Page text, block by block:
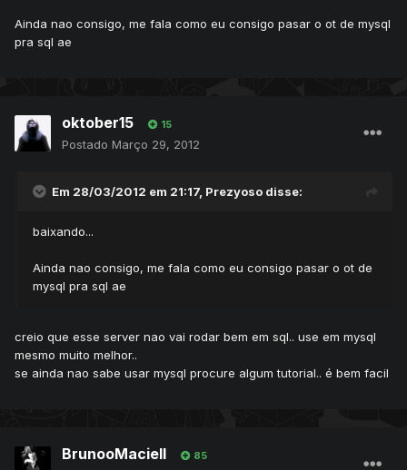
Ainda nao consigo, me fala como eu consigo pasar o ot de mysql
pra sql ae
oktober15 15
Postado Março 29, 2012
Em 28/03/2012 em 21:17, Prezyoso disse:
baixando...
Ainda nao consigo, me fala como eu consigo pasar o ot de
mysql pra sql ae
creio que esse server nao vai rodar bem em sql.. use em mysql
mesmo muito melhor..
se ainda nao sabe usar mysql procure algum tutorial.. é bem facil
BrunooMaciell 85